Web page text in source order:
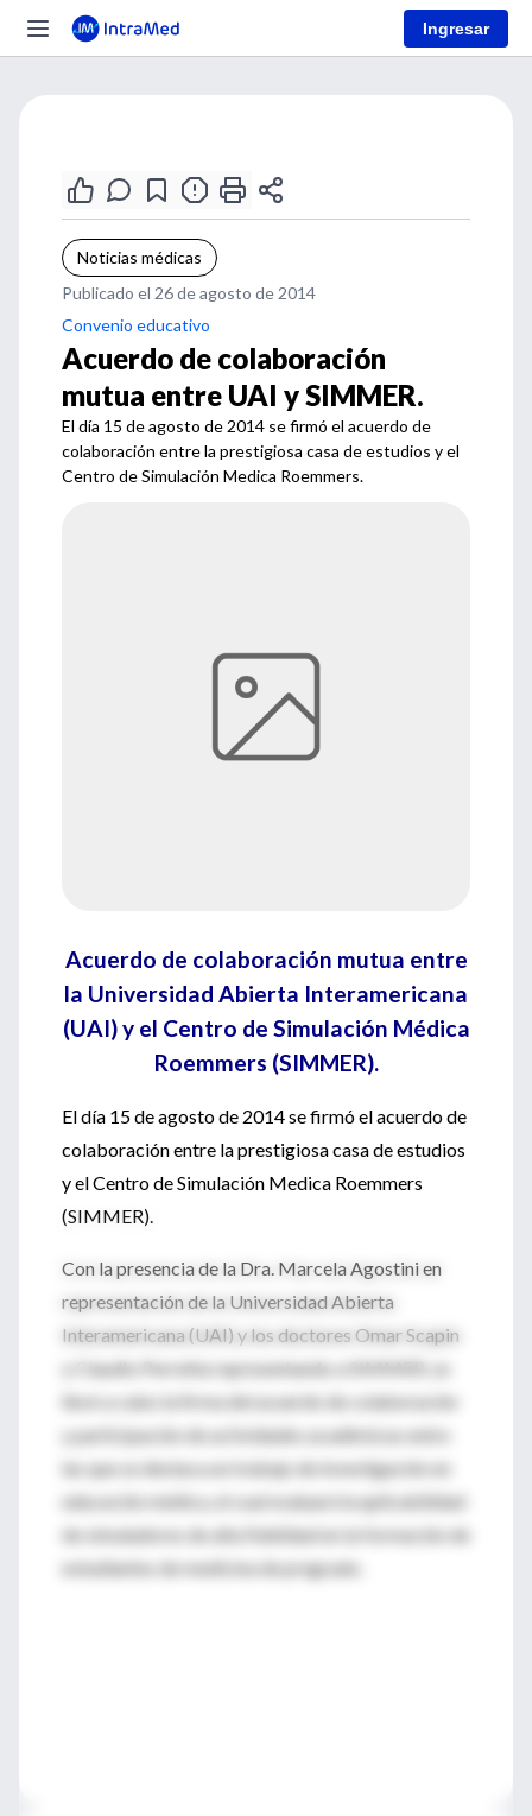
Ingresar
Noticias médicas
Publicado el 26 de agosto de 2014
Convenio educativo
Acuerdo de colaboración
mutua entre UAI y SIMMER.
El día 15 de agosto de 2014 se firmó el acuerdo de
colaboración entre la prestigiosa casa de estudios y el
Centro de Simulación Medica Roemmers.
Acuerdo de colaboración mutua entre
la Universidad Abierta Interamericana
(UAI) y el Centro de Simulación Médica
Roemmers (SIMMER).
El día 15 de agosto de 2014 se firmó el acuerdo de
colaboración entre la prestigiosa casa de estudios
y el Centro de Simulación Medica Roemmers
(SIMMER).
Con la presencia de la Dra. Marcela Agostini en
representación de la Universidad Abierta
Interamericana (UAI) y los doctores Omar Scapin
y Claudio Perretta representando a SIMMER, se
llevó a cabo la firma del acuerdo de colaboración
y participación de actividades académicas entre
las que se destaca un trabajo de investigación en
educación médica, el cual evaluará la aplicabilidad
de simuladores de alta fidelidad en la formación de
estudiantes de medicina de pregrado.